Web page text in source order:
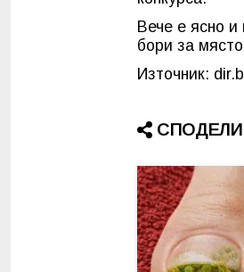
Вече е ясно
бори за
Източник: